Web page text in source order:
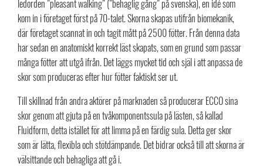
ledorden ”pleasant walking” (”behaglig gång” på svenska), en idé som
kom in i företaget först på 70-talet. Skorna skapas utifrån biomekanik,
där företaget scannat in och tagit mått på 2500 fötter. Från denna data
har sedan en anatomiskt korrekt läst skapats, som en grund som passar
många fötter att utgå ifrån. Det läggs mycket tid och själ i att anpassa de
skor som produceras efter hur fötter faktiskt ser ut.
Till skillnad från andra aktörer på marknaden så producerar ECCO sina
skor genom att gjuta på en tvåkomponentssula på lästen, så kallad
Fluidform, detta istället för att limma på en färdig sula. Detta ger skor
som är lätta, flexibla och stötdämpande. Det bidrar också till att skorna är
välsittande och behagliga att gå i.